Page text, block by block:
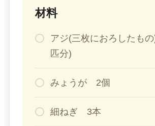
材料
アジ(三枚におろしたも
匹分)
みょうが 2個
細ねぎ 3本